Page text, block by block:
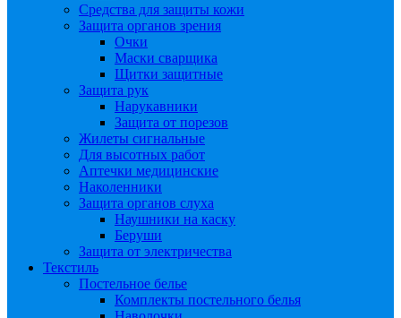
Средства для защиты кожи
Защита органов зрения
Очки
Маски сварщика
Щитки защитные
Защита рук
Нарукавники
Защита от порезов
Жилеты сигнальные
Для высотных работ
Аптечки медицинские
Наколенники
Защита органов слуха
Наушники на каску
Беруши
Защита от электричества
Текстиль
Постельное белье
Комплекты постельного белья